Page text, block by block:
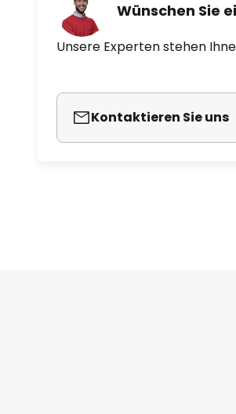
Wünschen Sie
Unsere Experten stehen
Kontaktieren Sie uns